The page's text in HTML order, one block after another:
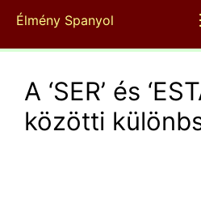
Kilépés
tartalomba
Élmény Spanyol
A ‘SER’ és
közötti